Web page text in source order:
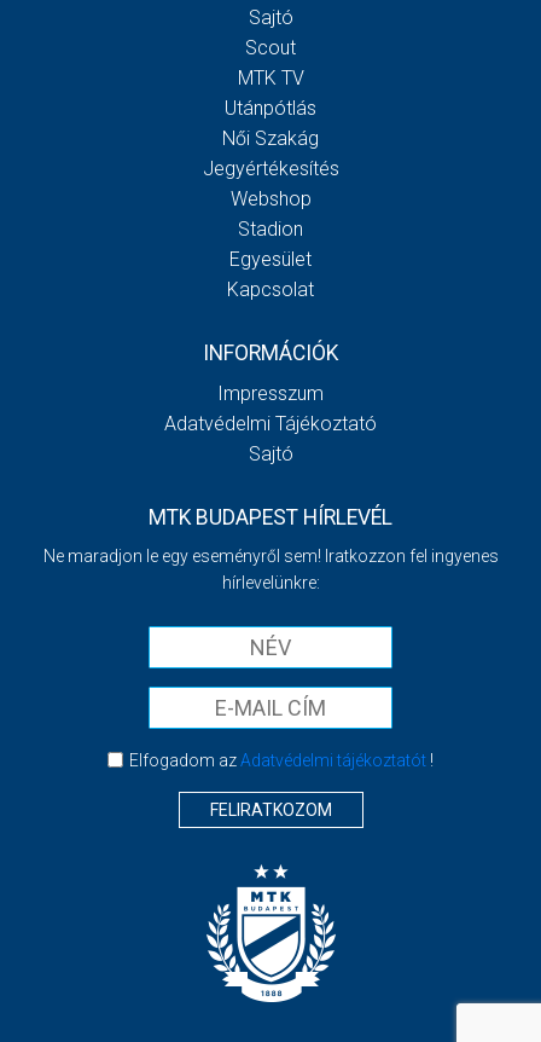
Sajtó
Scout
MTK TV
Utánpótlás
Női Szakág
Jegyértékesítés
Webshop
Stadion
Egyesület
Kapcsolat
INFORMÁCIÓK
Impresszum
Adatvédelmi Tájékoztató
Sajtó
MTK BUDAPEST HÍRLEVÉL
Ne maradjon le egy eseményről sem! Iratkozzon fel ingyenes
hírlevelünkre:
Elfogadom azAdatvédelmi tájékoztatót!
FELIRATKOZOM